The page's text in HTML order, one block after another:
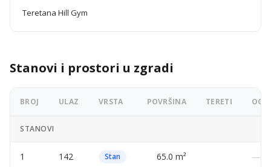
Teretana Hill Gym
Stanovi i prostori u zgradi
BROJ ULAZ VRSTA POVRŠINA TERETI
STANOVI
1 142 Stan 65.0 m² —